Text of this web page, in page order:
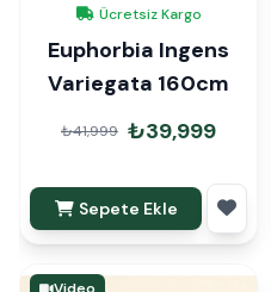
Ücretsiz Kargo
Euphorbia Ingens
Variegata 160cm
₺41,999 ₺39,999
Sepete Ekle